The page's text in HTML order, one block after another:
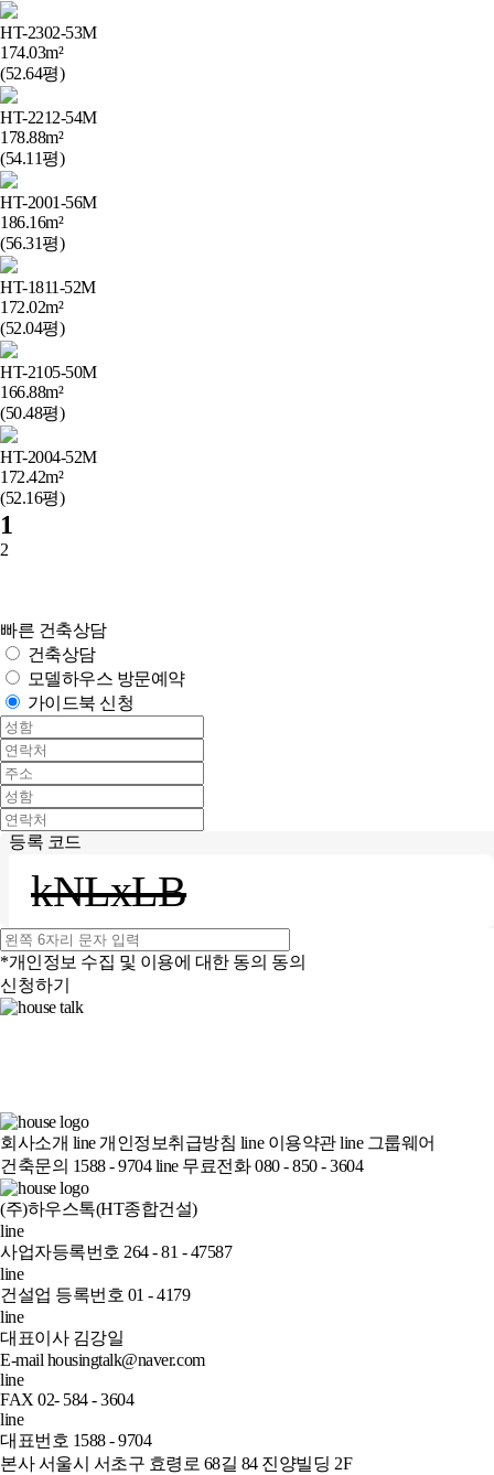
HT-2302-53M
174.03m²
(52.64평)
HT-2212-54M
178.88m²
(54.11평)
HT-2001-56M
186.16m²
(56.31평)
HT-1811-52M
172.02m²
(52.04평)
HT-2105-50M
166.88m²
(50.48평)
HT-2004-52M
172.42m²
(52.16평)
1
2
빠른 건축상담
건축상담
모델하우스 방문예약
가이드북 신청
등록 코드
kNLxLB
*개인정보 수집 및 이용에 대한 동의 동의
신청하기
회사소개 line 개인정보취급방침 line 이용약관 line 그룹웨어
건축문의 1588 - 9704line무료전화 080 - 850 - 3604
(주)하우스톡(HT종합건설)
line
사업자등록번호 264 - 81 - 47587
line
건설업 등록번호 01 - 4179
line
대표이사 김강일
E-mail housingtalk@naver.com
line
FAX 02- 584 - 3604
line
대표번호 1588 - 9704
본사 서울시 서초구 효령로 68길 84 진양빌딩 2F